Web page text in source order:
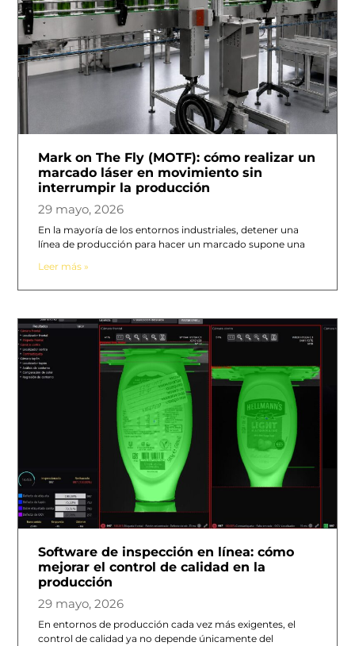
Mark on The Fly (MOTF): cómo realizar un
marcado láser en movimiento sin
interrumpir la producción
29 mayo, 2026
En la mayoría de los entornos industriales, detener una
línea de producción para hacer un marcado supone una
Leer más »
Software de inspección en línea: cómo
mejorar el control de calidad en la
producción
29 mayo, 2026
En entornos de producción cada vez más exigentes, el
control de calidad ya no depende únicamente del